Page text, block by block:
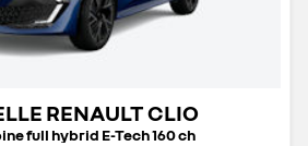
RENAULT CLIO
full hybrid E-Tech 160 ch